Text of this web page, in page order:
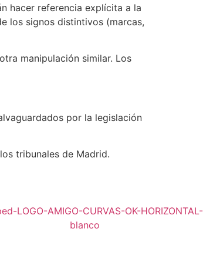
hacer referencia explícita a la
los signos distintivos (marcas,
manipulación similar. Los
por la legislación
tribunales de Madrid.